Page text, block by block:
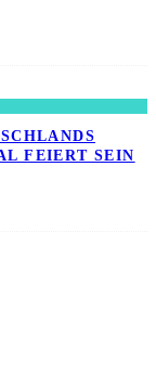
FEIERT SEIN F